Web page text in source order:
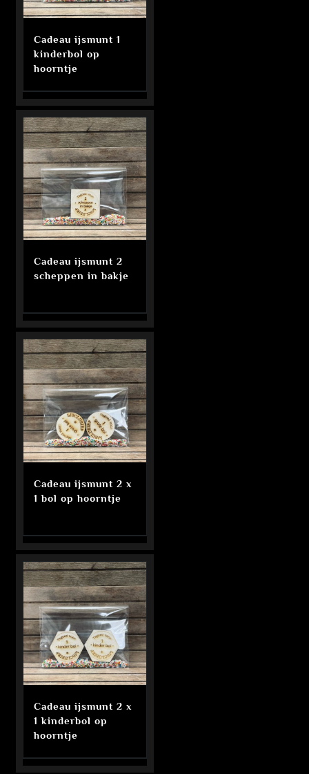
Cadeau ijsmunt 1
kinderbol op
hoorntje
Cadeau ijsmunt 2
scheppen in bakje
Cadeau ijsmunt 2 x
1 bol op hoorntje
Cadeau ijsmunt 2 x
1 kinderbol op
hoorntje